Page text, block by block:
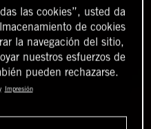
las cookies”, usted da
de cookies
la navegación del sitio,
nuestros esfuerzos de
pueden rechazarse.
Impresión